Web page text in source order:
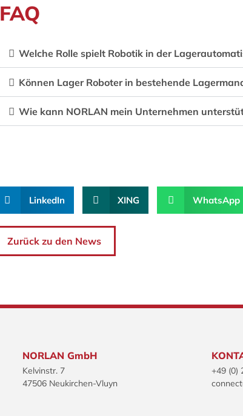
FAQ
Welche Rolle spielt Robotik in der
Können Lager Roboter in bestehende
Wie kann NORLAN mein Unternehmen
LinkedIn XING WhatsApp
Zurück zu den News
NORLAN GmbH
Kelvinstr. 7
47506 Neukirchen-Vluyn
+49 (0)